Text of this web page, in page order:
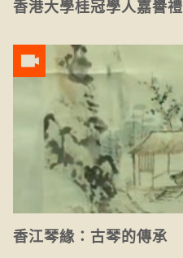
香港大學桂冠學人嘉譽禮
香江琴緣：古琴的傳承